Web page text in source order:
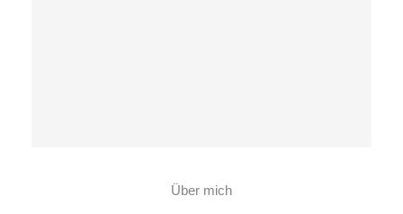
Über mich